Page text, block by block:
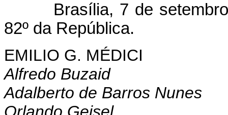
Brasília, 7 de setembro
82º da República.
EMILIO G. MÉDICI
Alfredo Buzaid
Adalberto de Barros Nunes